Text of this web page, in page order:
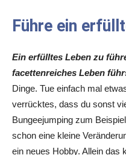
Führe ein
Ein erfülltes Leben zu
facettenreiches Leben
Dinge. Tue einfach mal
verrücktes, dass du sonst
Bungeejumping zum
schon eine kleine
ein neues Hobby. Allein das